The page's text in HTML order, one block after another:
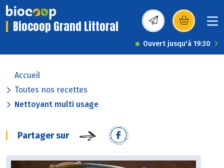
Biocoop Grand Littoral (s’ouvre dans une
Ouvert jusqu'à 19:30
Accueil
Toutes nos recettes
Nettoyant multi usage
Partager sur